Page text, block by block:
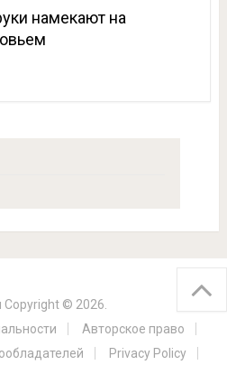
намекают на
Copyright © 2026.
Авторское право
Privacy Policy